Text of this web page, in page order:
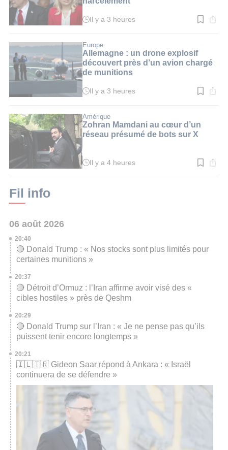
Temps
:
3
min.
Il y a 3 heures
Europe
Allemagne : un drone explosif
découvert près d’un avion chargé
de munitions
Temps
:
3
min.
Il y a 3 heures
Amérique
Zohran Mamdani au cœur d’un
réseau présumé de bots sur X
Temps
Il y a 4 heures
Fil info
06 août 2026
20:40
🔴 Donald Trump : « Nos stocks sont plus limités pour
certaines munitions »
20:37
🔴 Détroit d’Ormuz : l’Iran affirme avoir visé des «
cibles hostiles » près de Qeshm
20:29
🔴 Donald Trump sur l’Iran : « Je ne pense pas qu’ils
puissent tenir encore longtemps »
20:21
🇮🇱🇹🇷 Gideon Saar répond à Ankara : « Israël
continuera de se défendre »